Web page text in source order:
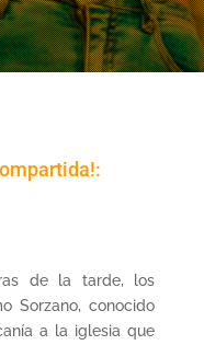
de la tarde, los
Sorzano, conocido
a la iglesia que